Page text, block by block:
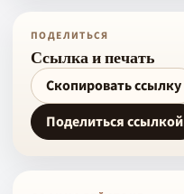
ПОДЕЛИТЬСЯ
Ссылка и печать
Скопировать ссылку
Поделиться ссылкой